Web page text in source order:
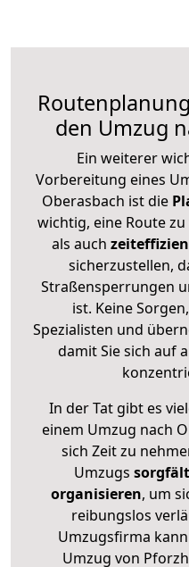
den Umzug
Ein weiterer
Vorbereitung eines
Oberasbach ist die
wichtig, eine Route
als auch
sicherzustellen,
Straßensperrungen
ist. Keine
Spezialisten und
damit Sie sich auf
In der Tat gibt es
einem Umzug nach
sich Zeit zu
Umzugs
organisieren, um
reibungslos
Umzugsfirma
Umzug von